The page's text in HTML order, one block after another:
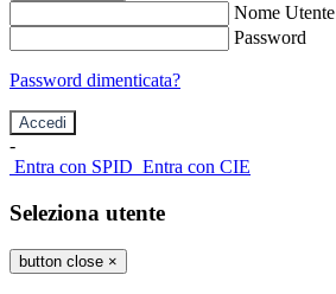
Nome Utente
Password
Password dimenticata?
-
Entra con SPID Entra con CIE
Seleziona utente
button close ×